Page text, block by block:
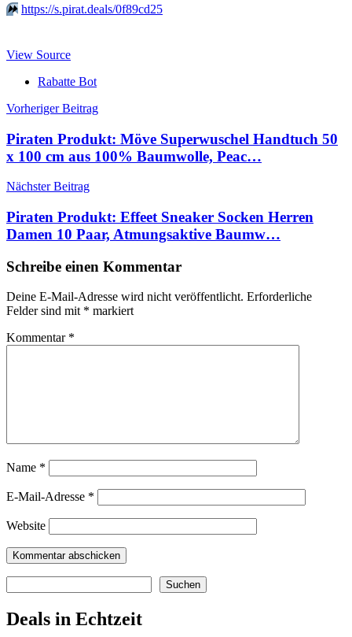
⏩️ https://s.pirat.deals/0f89cd25
View Source
Rabatte Bot
Beitragsnavigation
Vorheriger Beitrag
Piraten Produkt: Möve Superwuschel Handtuch 50
x 100 cm aus 100% Baumwolle, Peac…
Nächster Beitrag
Piraten Produkt: Effeet Sneaker Socken Herren
Damen 10 Paar, Atmungsaktive Baumw…
Schreibe einen Kommentar
Deine E-Mail-Adresse wird nicht veröffentlicht. Erforderliche
Felder sind mit * markiert
Kommentar *
Name *
E-Mail-Adresse *
Website
Suchen
Deals in Echtzeit